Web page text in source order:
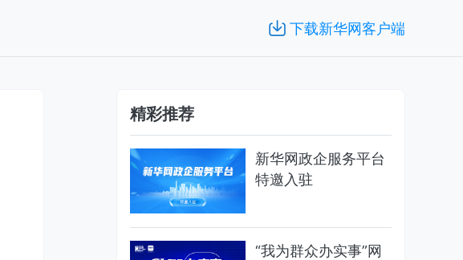
下载新华网客户端
精彩推荐
新华网政企服务平台
特邀入驻
“我为群众办实事”网